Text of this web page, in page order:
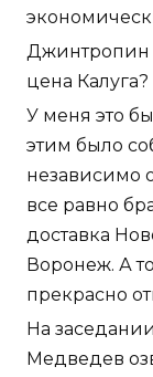
Джинтропин
цена Калуга?
У меня это
этим было
независимо
все равно
доставка
Воронеж. А
прекрасно
На
Медведев